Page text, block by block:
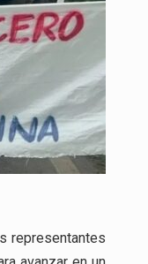
representantes